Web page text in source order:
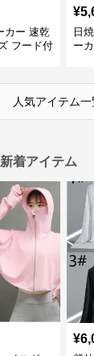
カー 速乾
フード付
¥
日
ー
人気アイテム
着アイテム
¥